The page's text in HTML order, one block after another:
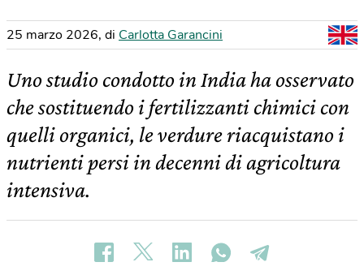
25 marzo 2026, di Carlotta Garancini
Uno studio condotto in India ha osservato
che sostituendo i fertilizzanti chimici con
quelli organici, le verdure riacquistano i
nutrienti persi in decenni di agricoltura
intensiva.